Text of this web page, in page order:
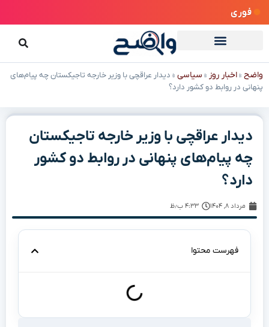
فوری
واضح »اخبار روز » سیاسی » دیدار عراقچی با وزیر خارجه تاجیکستان چه پیام‌های
پنهانی در روابط دو کشور دارد؟
دیدار عراقچی با وزیر خارجه تاجیکستان
چه پیام‌های پنهانی در روابط دو کشور
دارد؟
مرداد ۸, ۱۴۰۴ ۴:۳۳ ب٫ظ
فهرست محتوا